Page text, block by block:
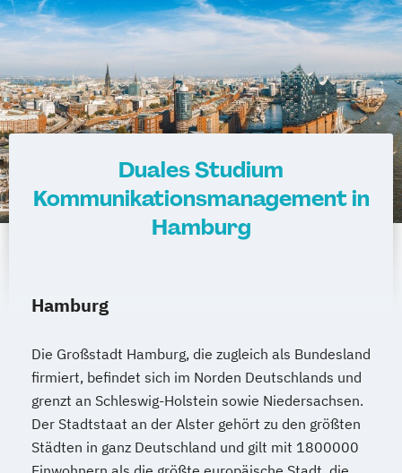
Duales Studium
Kommunikationsmanagement in
Hamburg
Hamburg
Die Großstadt Hamburg, die zugleich als Bundesland
firmiert, befindet sich im Norden Deutschlands und
grenzt an Schleswig-Holstein sowie Niedersachsen.
Der Stadtstaat an der Alster gehört zu den größten
Städten in ganz Deutschland und gilt mit 1800000